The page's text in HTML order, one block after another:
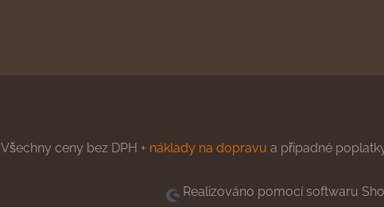
Všechny ceny bez DPH + náklady na dopravu a případné
Realizováno pomocí softwaru